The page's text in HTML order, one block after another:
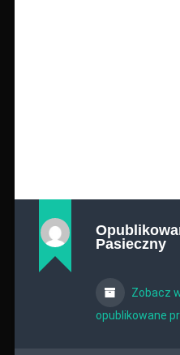
Pasieczny
Zobacz
opublikowane